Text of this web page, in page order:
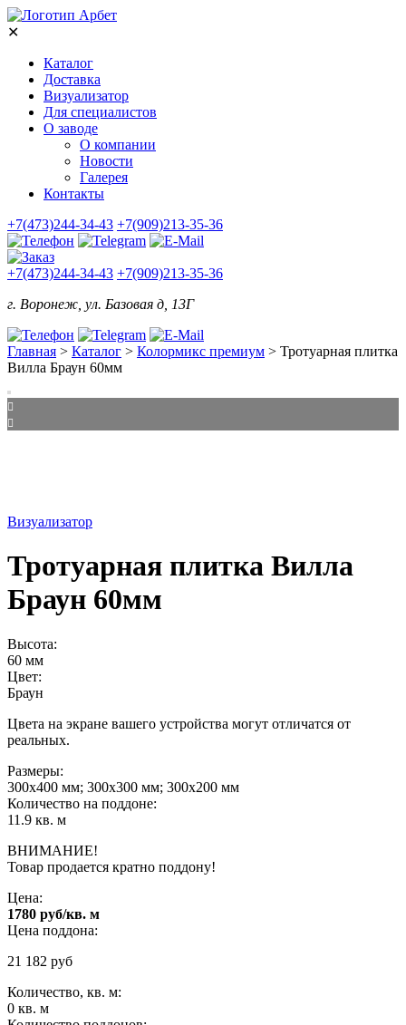
✕
Каталог
Доставка
Визуализатор
Для специалистов
О заводе
О компании
Новости
Галерея
Контакты
+7(473)244-34-43 +7(909)213-35-36
+7(473)244-34-43 +7(909)213-35-36
г. Воронеж, ул. Базовая д, 13Г
Главная > Каталог > Колормикс премиум > Тротуарная плитка
Вилла Браун 60мм
Визуализатор
Тротуарная плитка Вилла
Браун 60мм
Высота:
60 мм
Цвет:
Браун
Цвета на экране вашего устройства могут отличатся от
реальных.
Размеры:
300х400 мм; 300х300 мм; 300х200 мм
Количество на поддоне:
11.9 кв. м
ВНИМАНИЕ!
Товар продается кратно поддону!
Цена:
1780 руб/кв. м
Цена поддона:
21 182 руб
Количество, кв. м:
0 кв. м